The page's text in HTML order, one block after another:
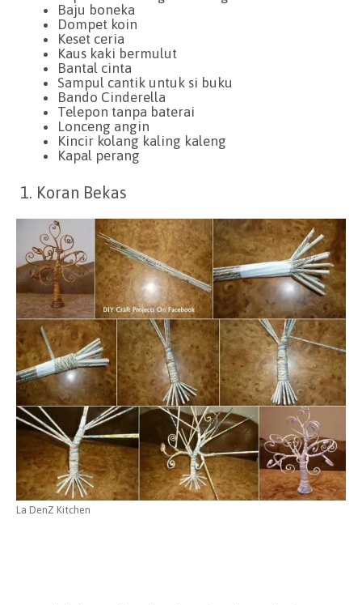
Baju boneka
Dompet koin
Keset ceria
Kaus kaki bermulut
Bantal cinta
Sampul cantik untuk si buku
Bando Cinderella
Telepon tanpa baterai
Lonceng angin
Kincir kolang kaling kaleng
Kapal perang
1. Koran Bekas
La DenZ Kitchen